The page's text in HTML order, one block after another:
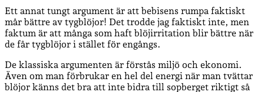
Ett annat tungt argument är att bebisens rumpa faktiskt
mår bättre av tygblöjor! Det trodde jag faktiskt inte, men
faktum är att många som haft blöjirritation blir bättre när
de får tygblöjor i stället för engångs.
De klassiska argumenten är förstås miljö och ekonomi.
Även om man förbrukar en hel del energi när man tvättar
blöjor känns det bra att inte bidra till sopberget riktigt så